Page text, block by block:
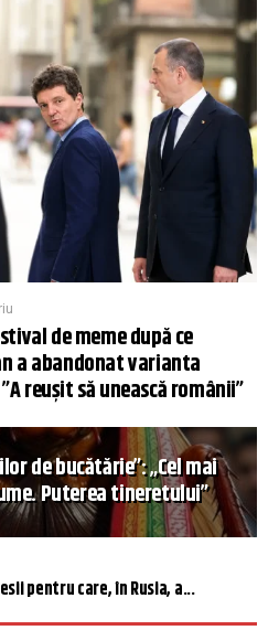
de meme după ce
a abandonat varianta
reușit să unească românii”
de bucătărie”: „Cel mai
Puterea tineretului”
pentru care, în Rusia, a...